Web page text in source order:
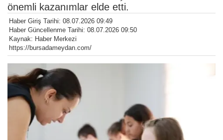
önemli kazanımlar elde etti.
Haber Giriş Tarihi: 08.07.2026 09:49
Haber Güncellenme Tarihi: 08.07.2026 09:50
Kaynak: Haber Merkezi
https://bursadameydan.com/